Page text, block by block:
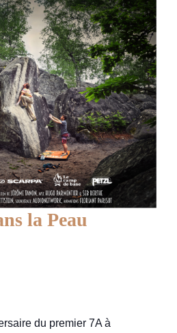
la Peau
du premier 7A à